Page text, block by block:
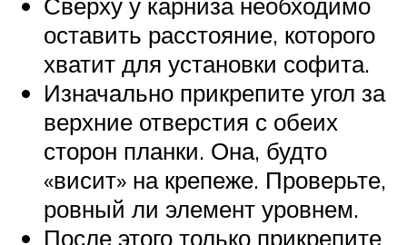
оставить расстояние, которого
хватит для установки софита.
Изначально прикрепите угол за
верхние отверстия с обеих
сторон планки. Она, будто
«висит» на крепеже. Проверьте,
ровный ли элемент уровнем.
После этого только прикрепите